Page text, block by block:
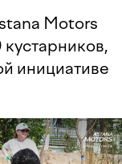
Motors
инициативе